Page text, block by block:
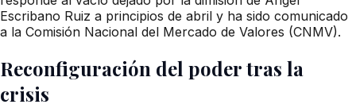
Escribano Ruiz a principios de abril y ha sido comunicado
a la Comisión Nacional del Mercado de Valores (CNMV).
Reconfiguración del poder tras la
crisis